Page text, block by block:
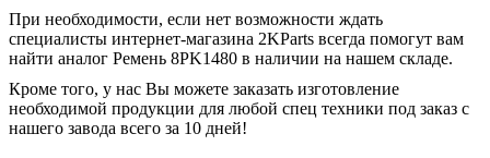
При необходимости, если нет возможности ждать
специалисты интернет-магазина 2KParts всегда помогут вам
найти аналог Ремень 8PK1480 в наличии на нашем складе.
Кроме того, у нас Вы можете заказать изготовление
необходимой продукции для любой спец техники под заказ с
нашего завода всего за 10 дней!